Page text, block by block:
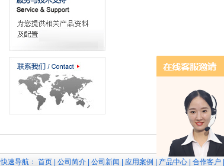
快速导航： 首页 公司简介 公司新闻 应用案例 产品中心 合作客户